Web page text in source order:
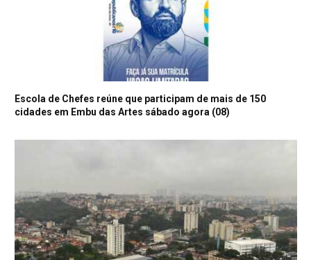
Escola de Chefes reúne que participam de mais de 150
cidades em Embu das Artes sábado agora (08)